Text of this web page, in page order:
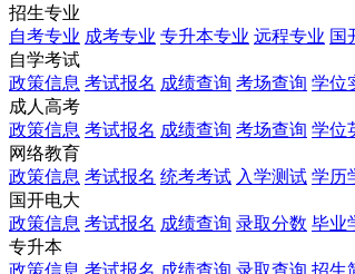
招生专业
自考专业 成考专业 专升本专业 远程专业 国
自学考试
政策信息 考试报名 成绩查询 考场查询 学位
成人高考
政策信息 考试报名 成绩查询 考场查询 学位
网络教育
政策信息 考试报名 统考考试 入学测试 学历
国开电大
政策信息 考试报名 成绩查询 录取分数 毕业
专升本
政策信息 考试报名 成绩查询 录取查询 招生